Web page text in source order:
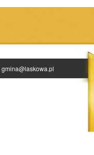
gmina@laskowa.pl